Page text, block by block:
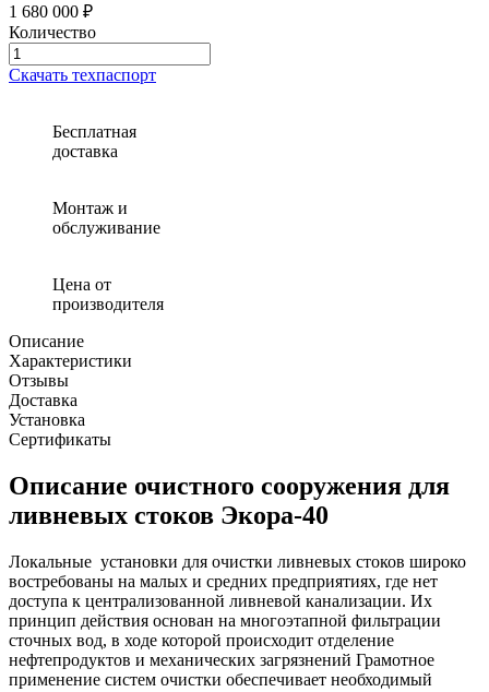
1 680 000 ₽
Количество
Количество
товара
сооружения
Скачать техпаспорт
Бесплатная
доставка
Монтаж и
обслуживание
Цена от
производителя
Описание
Характеристики
Отзывы
Доставка
Установка
Сертификаты
Описание очистного сооружения для
ливневых стоков Экора-40
Локальные установки для очистки ливневых стоков широко
востребованы на малых и средних предприятиях, где нет
доступа к централизованной ливневой канализации. Их
принцип действия основан на многоэтапной фильтрации
сточных вод, в ходе которой происходит отделение
нефтепродуктов и механических загрязнений Грамотное
применение систем очистки обеспечивает необходимый